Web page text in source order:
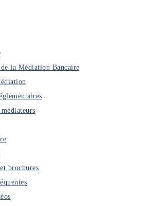
la Médiation Bancaire
brochures